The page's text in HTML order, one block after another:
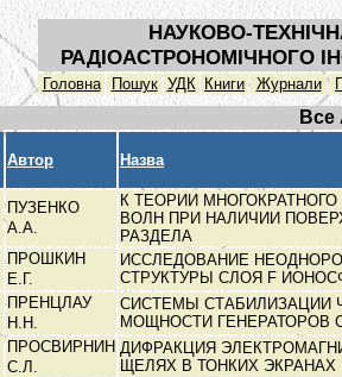
НАУКОВО-
РАДІОАСТРОНОМІЧНОГО
Головна Пошук УДК Книги Журнали
Все
Автор Назва
ПУЗЕНКО
А.А.
К ТЕОРИИ
ВОЛН ПРИ НАЛИЧИИ
РАЗДЕЛА
ПРОШКИН
Е.Г.
ИССЛЕДОВАНИЕ
СТРУКТУРЫ СЛОЯ F
ПРЕНЦЛАУ
Н.Н.
СИСТЕМЫ СТАБИЛИЗАЦИИ
МОЩНОСТИ ГЕНЕРАТОРОВ
ПРОСВИРНИН
С.Л.
ДИФРАКЦИЯ
ЩЕЛЯХ В ТОНКИХ ЭКРАНАХ